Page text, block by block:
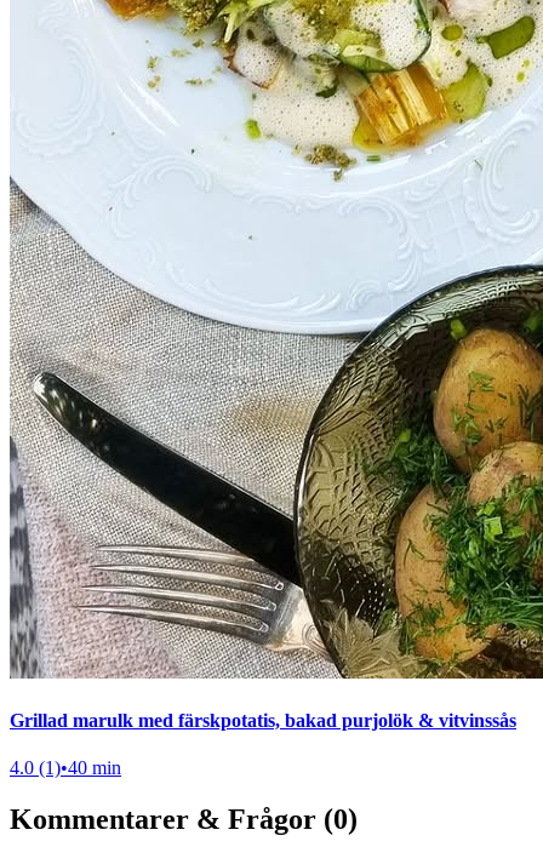
Grillad marulk med färskpotatis, bakad purjolök & vitvinssås
4.0 (1)•40 min
Kommentarer & Frågor (0)